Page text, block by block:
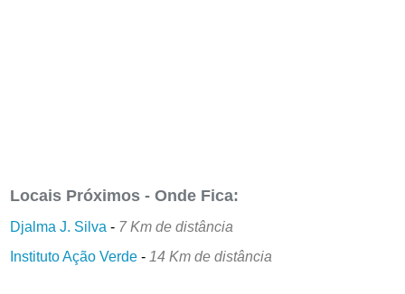
Locais Próximos - Onde Fica:
Djalma J. Silva - 7 Km de distância
Instituto Ação Verde - 14 Km de distância